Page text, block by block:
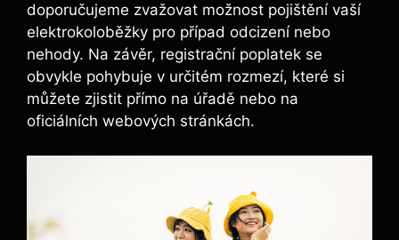
doporučujeme zvažovat možnost pojištění vaší
elektrokoloběžky pro případ odcizení nebo
nehody. Na závěr, registrační poplatek se
obvykle pohybuje v určitém rozmezí, které si
můžete zjistit přímo na úřadě nebo na
oficiálních webových stránkách.